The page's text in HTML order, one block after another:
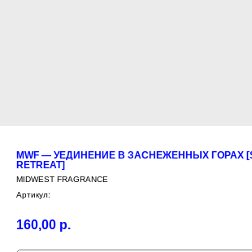
MWF — УЕДИНЕНИЕ В ЗАСНЕЖЕННЫХ ГОРАХ
RETREAT]
MIDWEST FRAGRANCE
Артикул:
160,00 р.